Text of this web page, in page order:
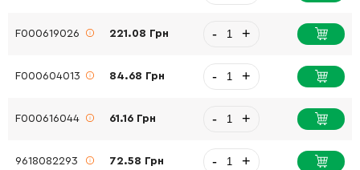
F000619026 221.08 Грн - +
F000604013 84.68 Грн - +
F000616044 61.16 Грн - +
9618082293 72.58 Грн - +